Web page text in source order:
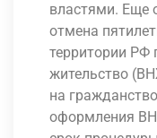
властями. Еще
отмена
территории РФ
жительство
на
оформления